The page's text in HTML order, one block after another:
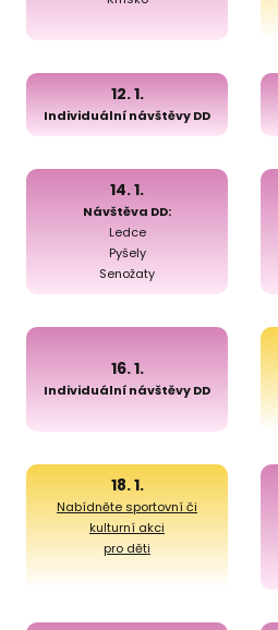
12. 1.
Individuální návštěvy DD
14. 1.
Návštěva DD:
Ledce
Pyšely
Senožaty
16. 1.
Individuální návštěvy DD
18. 1.
Nabídněte sportovní či
kulturní akci
pro děti